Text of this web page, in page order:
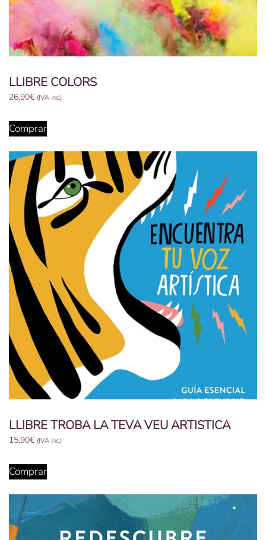
LLIBRE COLORS
26,90€ (IVA inc.)
Comprar
LLIBRE TROBA LA TEVA VEU ARTISTICA
15,90€ (IVA inc.)
Comprar